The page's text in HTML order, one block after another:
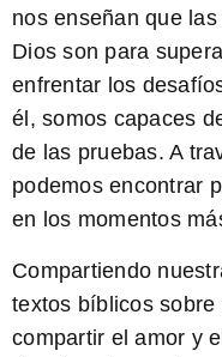
nos enseñan que
Dios son para
enfrentar los
él, somos capaces
de las pruebas. A
podemos encontrar
en los momentos
Compartiendo
textos bíblicos
compartir el amor y